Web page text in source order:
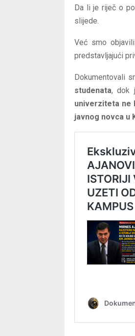
Da li je riječ o
slijede.
Već smo
predstavljajući
Dokumentovali
studenata, dok
univerziteta ne
javnog novca u